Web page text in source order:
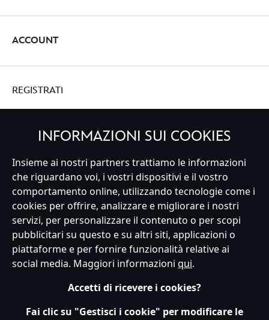
ACCOUNT
REGISTRATI
Italy
Servizio Clienti Termini d'Uso Trova Negozio
Mappa del Sito
Normativa Europea sul trattamento dei dati personali
Informativa sulla privacy
Politica dei Cookie
Informativa sulla privacy UE
Termini e Condizioni generali
Gestisci le impostazioni dei Cookies
s172 Statements
INFORMAZIONI SUI COOKIES
Insieme ai nostri partners trattiamo le informazioni
che riguardano voi, i vostri dispositivi e il vostro
comportamento online, utilizzando tecnologie come i
cookies per offrire, analizzare e migliorare i nostri
servizi, per personalizzare il contenuto o per scopi
pubblicitari su questo e su altri siti, applicazioni o
piattaforme e per fornire funzionalità relative ai
social media. Maggiori informazioni qui.
Accetti di ricevere i cookies?
Fai clic su "Gestisci i cookie" per modificare le